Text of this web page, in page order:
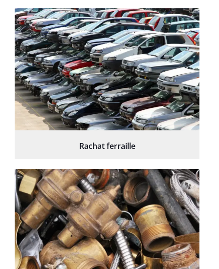
Rachat ferraille